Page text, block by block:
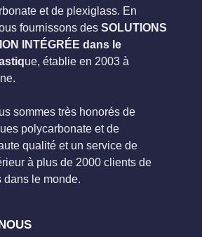
et de plexiglass. En
fournissons des SOLUTIONS
INTÉGRÉE dans le
ue, établie en 2003 à
sommes très honorés de
polycarbonate et de
qualité et un service de
à plus de 2000 clients de
dans le monde.